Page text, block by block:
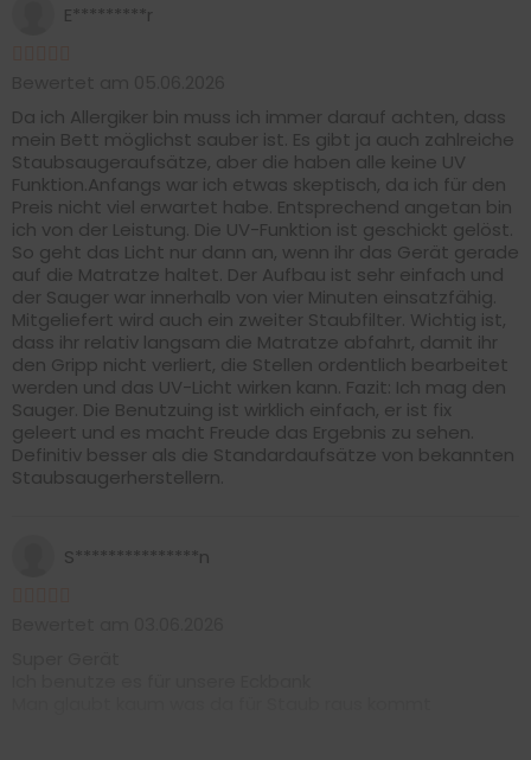
E*********r
Da ich Allergiker bin muss ich immer darauf achten, dass
mein Bett möglichst sauber ist. Es gibt ja auch zahlreiche
Staubsaugeraufsätze, aber die haben alle keine UV
Funktion.Anfangs war ich etwas skeptisch, da ich für den
Preis nicht viel erwartet habe. Entsprechend angetan bin
ich von der Leistung. Die UV-Funktion ist geschickt gelöst.
So geht das Licht nur dann an, wenn ihr das Gerät gerade
auf die Matratze haltet. Der Aufbau ist sehr einfach und
der Sauger war innerhalb von vier Minuten einsatzfähig.
Mitgeliefert wird auch ein zweiter Staubfilter. Wichtig ist,
dass ihr relativ langsam die Matratze abfahrt, damit ihr
den Gripp nicht verliert, die Stellen ordentlich bearbeitet
werden und das UV-Licht wirken kann. Fazit: Ich mag den
Sauger. Die Benutzuing ist wirklich einfach, er ist fix
geleert und es macht Freude das Ergebnis zu sehen.
Definitiv besser als die Standardaufsätze von bekannten
Staubsaugerherstellern.
S***************n